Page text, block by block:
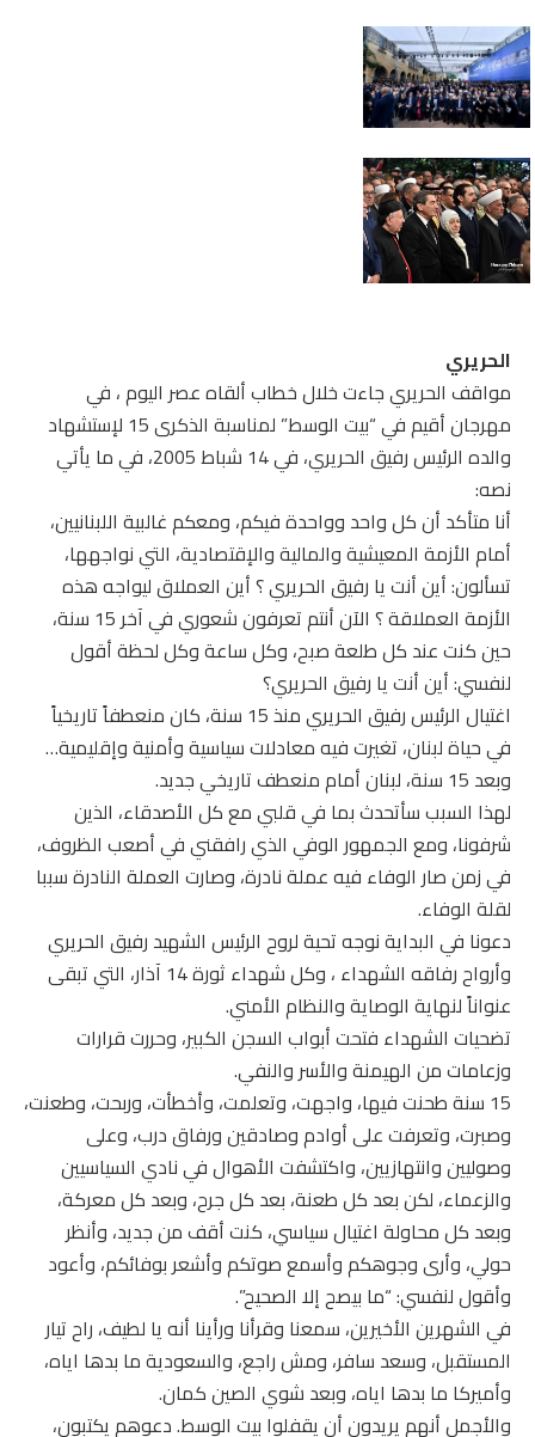
الحريري
مواقف الحريري جاءت خلال خطاب ألقاه عصر اليوم ، في
مهرجان أقيم في “بيت الوسط” لمناسبة الذكرى 15 لإستشهاد
والده الرئيس رفيق الحريري، في 14 شباط 2005، في ما يأتي
نصه:
أنا متأكد أن كل واحد وواحدة فيكم، ومعكم غالبية اللبنانيين،
أمام الأزمة المعيشية والمالية والإقتصادية، التي نواجهها،
تسألون: أين أنت يا رفيق الحريري ؟ أين العملاق ليواجه هذه
الأزمة العملاقة ؟ الآن أنتم تعرفون شعوري في آخر 15 سنة،
حين كنت عند كل طلعة صبح، وكل ساعة وكل لحظة أقول
لنفسي: أين أنت يا رفيق الحريري؟
اغتيال الرئيس رفيق الحريري منذ 15 سنة، كان منعطفاً تاريخياً
في حياة لبنان، تغيرت فيه معادلات سياسية وأمنية وإقليمية…
وبعد 15 سنة، لبنان أمام منعطف تاريخي جديد.
لهذا السبب سأتحدث بما في قلبي مع كل الأصدقاء، الذين
شرفونا، ومع الجمهور الوفي الذي رافقني في أصعب الظروف،
في زمن صار الوفاء فيه عملة نادرة، وصارت العملة النادرة سببا
لقلة الوفاء.
دعونا في البداية نوجه تحية لروح الرئيس الشهيد رفيق الحريري
وأرواح رفاقه الشهداء ، وكل شهداء ثورة 14 آذار، التي تبقى
عنواناً لنهاية الوصاية والنظام الأمني.
تضحيات الشهداء فتحت أبواب السجن الكبير، وحررت قرارات
وزعامات من الهيمنة والأسر والنفي.
15 سنة طحنت فيها، واجهت، وتعلمت، وأخطأت، وربحت، وطعنت،
وصبرت، وتعرفت على أوادم وصادقين ورفاق درب، وعلى
وصوليين وانتهازيين، واكتشفت الأهوال في نادي السياسيين
والزعماء، لكن بعد كل طعنة، بعد كل جرح، وبعد كل معركة،
وبعد كل محاولة اغتيال سياسي، كنت أقف من جديد، وأنظر
حولي، وأرى وجوهكم وأسمع صوتكم وأشعر بوفائكم، وأعود
وأقول لنفسي: “ما بيصح إلا الصحيح”.
في الشهرين الأخيرين، سمعنا وقرأنا ورأينا أنه يا لطيف، راح تيار
المستقبل، وسعد سافر، ومش راجع، والسعودية ما بدها اياه،
وأميركا ما بدها اياه، وبعد شوي الصين كمان.
والأجمل أنهم يريدون أن يقفلوا بيت الوسط. دعوهم يكتبون،